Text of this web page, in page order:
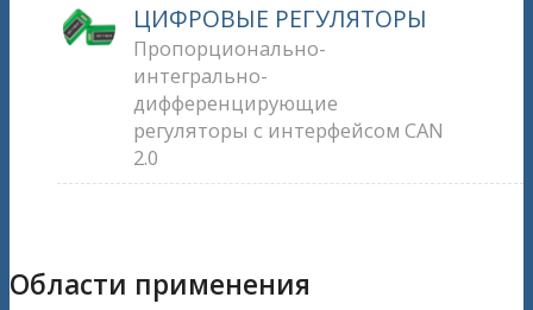
ЦИФРОВЫЕ РЕГУЛЯТОРЫ
Пропорционально-
интегрально-
дифференцирующие
регуляторы с интерфейсом CAN
2.0
Области применения